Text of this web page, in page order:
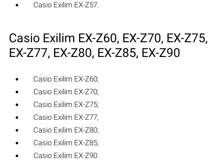
Casio Exilim EX-Z57.
Casio Exilim EX-Z60, EX-Z70, EX-Z75,
EX-Z77, EX-Z80, EX-Z85, EX-Z90
Casio Exilim EX-Z60;
Casio Exilim EX-Z70;
Casio Exilim EX-Z75;
Casio Exilim EX-Z77;
Casio Exilim EX-Z80;
Casio Exilim EX-Z85;
Casio Exilim EX-Z90.